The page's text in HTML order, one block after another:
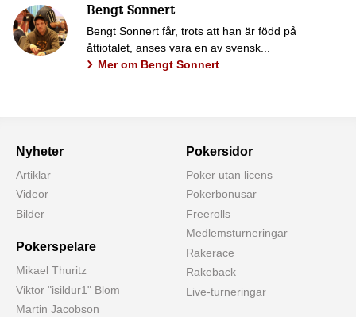
Bengt Sonnert
Bengt Sonnert får, trots att han är född på
åttiotalet, anses vara en av svensk...
Mer om Bengt Sonnert
Nyheter
Artiklar
Videor
Bilder
Pokerspelare
Mikael Thuritz
Viktor "isildur1" Blom
Martin Jacobson
Pokersidor
Poker utan licens
Pokerbonusar
Freerolls
Medlemsturneringar
Rakerace
Rakeback
Live-turneringar